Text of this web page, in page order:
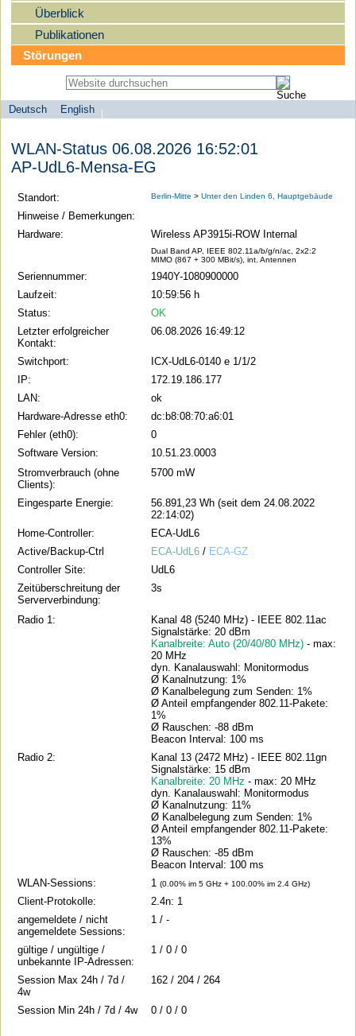
Überblick
Publikationen
Störungen
Sprachauswahl
Deutsch
English
search-menu
Universität
zu
Berlin
Computer-
Medienservice
WLAN-Status 06.08.2026 16:52:01
AP-UdL6-Mensa-EG
Standort: Berlin-Mitte >Unter den Linden 6, Hauptgebäude
Hinweise / Bemerkungen:
Hardware:
Wireless AP3915i-ROW Internal
Dual Band AP, IEEE 802.11a/b/g/n/ac, 2x2:2
MIMO (867 + 300 MBit/s), int. Antennen
Seriennummer:
1940Y-1080900000
Laufzeit:
10:59:56 h
Status:
OK
Letzter erfolgreicher
Kontakt:
06.08.2026 16:49:12
Switchport:
ICX-UdL6-0140 e 1/1/2
IP:
172.19.186.177
LAN:
ok
Hardware-Adresse eth0:
dc:b8:08:70:a6:01
Fehler (eth0):
0
Software Version:
10.51.23.0003
Stromverbrauch (ohne
Clients):
5700 mW
Eingesparte Energie:
56.891,23 Wh (seit dem 24.08.2022
22:14:02)
Home-Controller:
ECA-UdL6
Active/Backup-Ctrl
ECA-UdL6 / ECA-GZ
Controller Site:
UdL6
Zeitüberschreitung der
Serververbindung:
3s
Radio 1:
Kanal 48 (5240 MHz) - IEEE 802.11ac
Signalstärke: 20 dBm
Kanalbreite: Auto (20/40/80 MHz)- max:
20 MHz
dyn. Kanalauswahl: Monitormodus
Ø Kanalnutzung: 1%
Ø Kanalbelegung zum Senden: 1%
Ø Anteil empfangender 802.11-Pakete:
1%
Ø Rauschen: -88 dBm
Beacon Interval: 100 ms
Radio 2:
Kanal 13 (2472 MHz) - IEEE 802.11gn
Signalstärke: 15 dBm
Kanalbreite: 20 MHz- max: 20 MHz
dyn. Kanalauswahl: Monitormodus
Ø Kanalnutzung: 11%
Ø Kanalbelegung zum Senden: 1%
Ø Anteil empfangender 802.11-Pakete:
13%
Ø Rauschen: -85 dBm
Beacon Interval: 100 ms
WLAN-Sessions:
1(0.00% im 5 GHz + 100.00% im 2.4 GHz)
Client-Protokolle:
2.4n: 1
angemeldete / nicht
angemeldete Sessions:
1 / -
gültige / ungültige /
unbekannte IP-Adressen:
1 / 0 / 0
Session Max 24h / 7d /
4w
162 / 204 / 264
Session Min 24h / 7d / 4w 0 / 0 / 0